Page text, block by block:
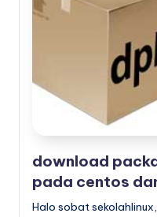
x
download
pada centos
Halo sobat